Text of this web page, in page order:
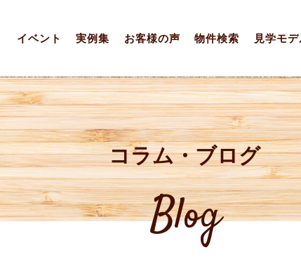
イベント 実例集 お客様の声 物件検索 見学モ
コラム・ブログ
Blog